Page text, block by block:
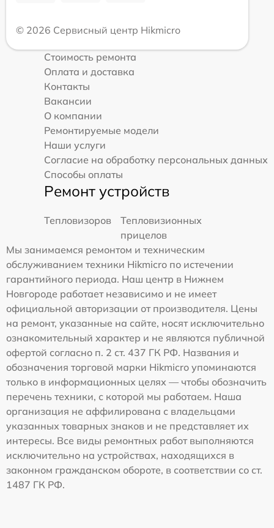
© 2026 Сервисный центр Hikmicro
Стоимость ремонта
Оплата и доставка
Контакты
Вакансии
О компании
Ремонтируемые модели
Наши услуги
Согласие на обработку персональных данных
Способы оплаты
Ремонт устройств
Тепловизоров
Тепловизионных
прицелов
Мы занимаемся ремонтом и техническим
обслуживанием техники Hikmicro по истечении
гарантийного периода. Наш центр в Нижнем
Новгороде работает независимо и не имеет
официальной авторизации от производителя. Цены
на ремонт, указанные на сайте, носят исключительно
ознакомительный характер и не являются публичной
офертой согласно п. 2 ст. 437 ГК РФ. Названия и
обозначения торговой марки Hikmicro упоминаются
только в информационных целях — чтобы обозначить
перечень техники, с которой мы работаем. Наша
организация не аффилирована с владельцами
указанных товарных знаков и не представляет их
интересы. Все виды ремонтных работ выполняются
исключительно на устройствах, находящихся в
законном гражданском обороте, в соответствии со ст.
1487 ГК РФ.